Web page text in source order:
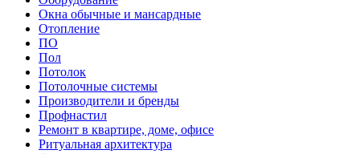
Окна обычные и мансардные
Отопление
ПО
Пол
Потолок
Потолочные системы
Производители и бренды
Профнастил
Ремонт в квартире, доме, офисе
Ритуальная архитектура